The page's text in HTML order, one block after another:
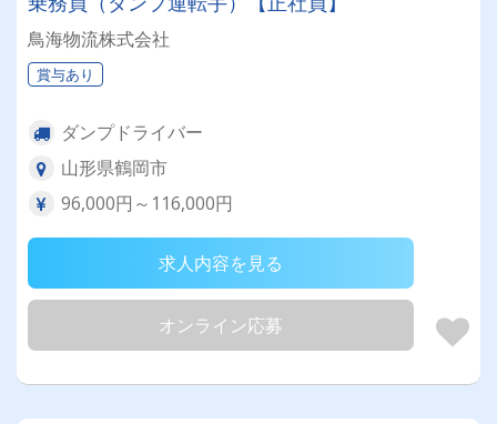
鳥海物流株式会社
賞与あり
ダンプドライバー
山形県鶴岡市
96,000円～116,000円
求人内容を見る
オンライン応募